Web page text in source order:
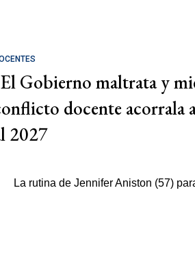
Gobierno maltrata y
docente acorrala
2027